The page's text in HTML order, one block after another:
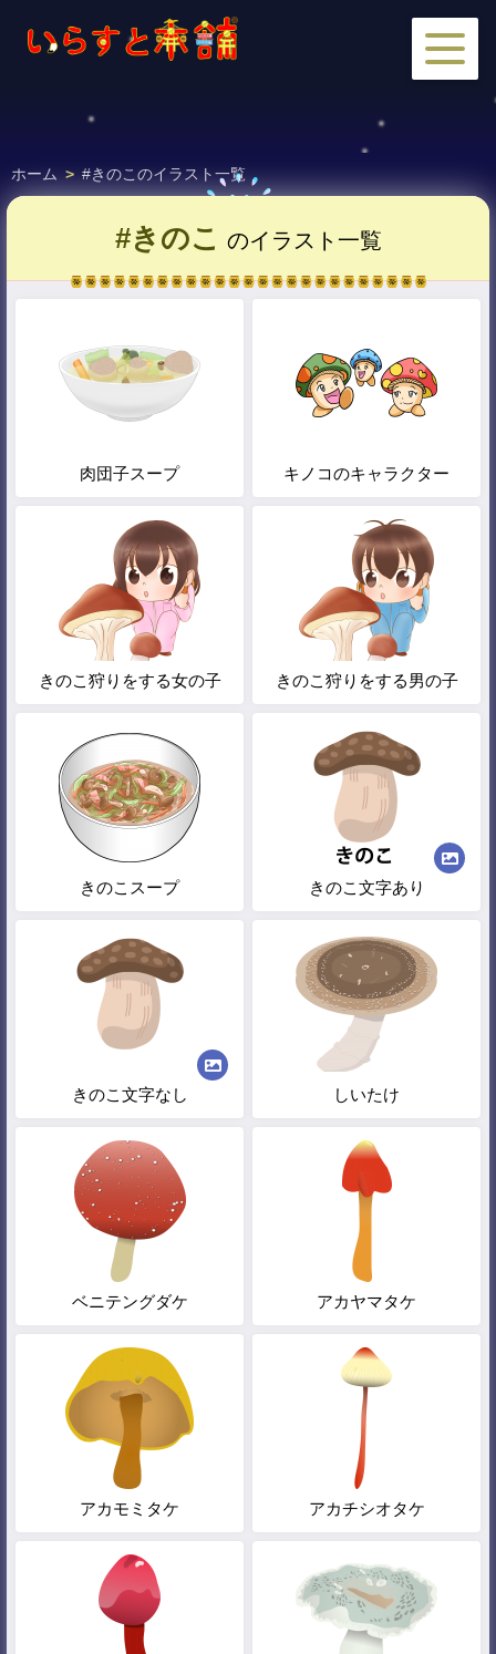
ホーム > #きのこのイラスト一覧
#きのこ のイラスト一覧
肉団子スープ キノコのキャラクター
きのこ狩りをする女の子 きのこ狩りをする男の子
きのこスープ きのこ文字あり
きのこ文字なし しいたけ
ベニテングダケ アカヤマタケ
アカモミタケ アカチシオタケ